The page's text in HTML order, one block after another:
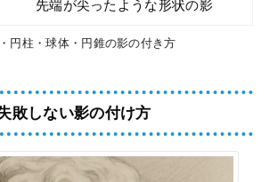
先端が尖ったような形状の影
円柱・球体・円錐の影の付き方
敗しない影の付け方